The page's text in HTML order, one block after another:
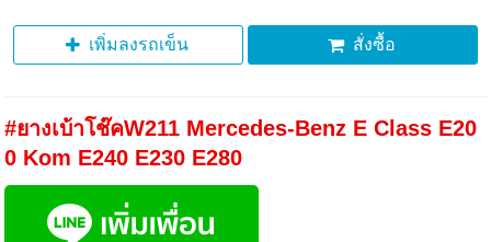
เพิ่มลงรถเข็น สั่งซื้อ
#ยางเบ้าโช๊คW211 Mercedes-Benz E Class E20
0 Kom E240 E230 E280